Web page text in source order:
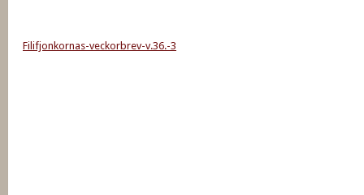
Filifjonkornas-veckorbrev-v.36.-3